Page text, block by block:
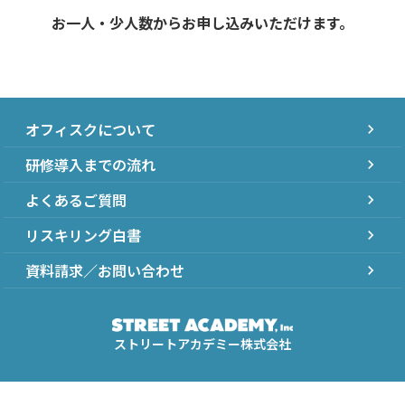
お一人・少人数からお申し込みいただけます。
オフィスクについて chevron_right
研修導入までの流れ chevron_right
よくあるご質問 chevron_right
リスキリング白書 chevron_right
資料請求／お問い合わせ chevron_right
ストリートアカデミー株式会社